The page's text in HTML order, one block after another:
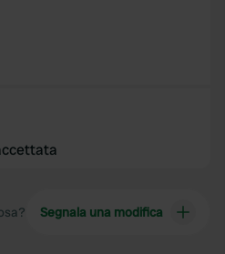
Segnala una modifica